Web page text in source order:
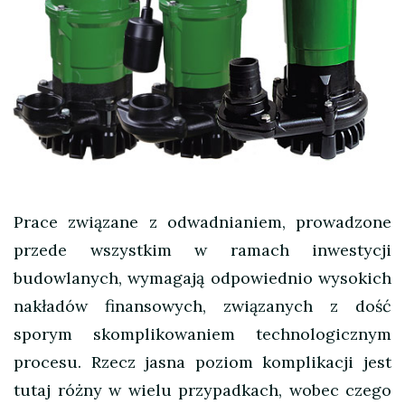
Prace związane z odwadnianiem, prowadzone
przede wszystkim w ramach inwestycji
budowlanych, wymagają odpowiednio wysokich
nakładów finansowych, związanych z dość
sporym skomplikowaniem technologicznym
procesu. Rzecz jasna poziom komplikacji jest
tutaj różny w wielu przypadkach, wobec czego